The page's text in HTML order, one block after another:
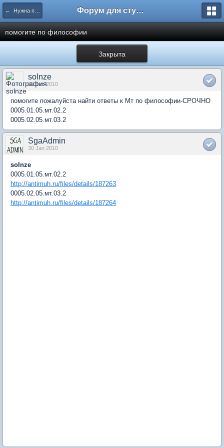
← Нужна помощь Форум для студента СГА
помогите по философии
Закрыта
solnze
30 Jan 2010
помогите пожалуйста найти ответы к Мт по философии-СРОЧНО
0005.01.05.мт.02.2
0005.02.05.мт.03.2
SgaAdmin
30 Jan 2010
solnze
0005.01.05.мт.02.2
http://antimuh.ru/files/details/187263
0005.02.05.мт.03.2
http://antimuh.ru/files/details/187264